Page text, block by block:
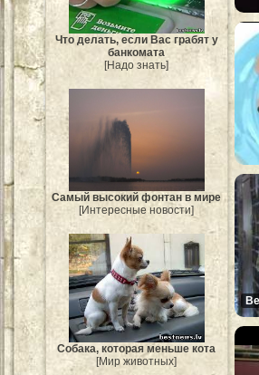
Что делать, если Вас грабят у
банкомата
[Надо знать]
Самый высокий фонтан в мире
[Интересные новости]
Собака, которая меньше кота
[Мир животных]